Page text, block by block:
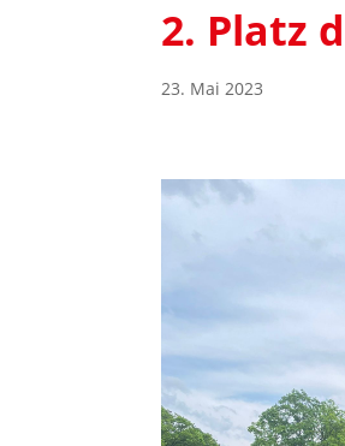
2. Platz
23. Mai 2023